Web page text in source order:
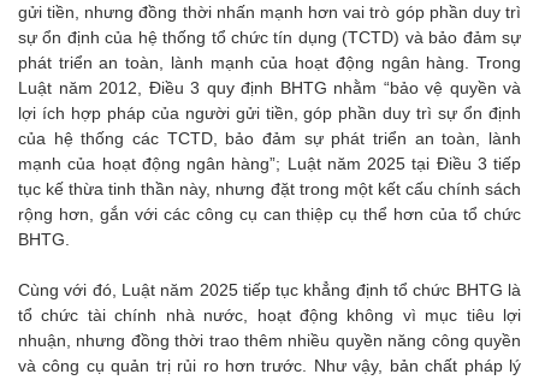
gửi tiền, nhưng đồng thời nhấn mạnh hơn vai trò góp phần duy trì
sự ổn định của hệ thống tổ chức tín dụng (TCTD) và bảo đảm sự
phát triển an toàn, lành mạnh của hoạt động ngân hàng. Trong
Luật năm 2012, Điều 3 quy định BHTG nhằm “bảo vệ quyền và
lợi ích hợp pháp của người gửi tiền, góp phần duy trì sự ổn định
của hệ thống các TCTD, bảo đảm sự phát triển an toàn, lành
mạnh của hoạt động ngân hàng”; Luật năm 2025 tại Điều 3 tiếp
tục kế thừa tinh thần này, nhưng đặt trong một kết cấu chính sách
rộng hơn, gắn với các công cụ can thiệp cụ thể hơn của tổ chức
BHTG.
Cùng với đó, Luật năm 2025 tiếp tục khẳng định tổ chức BHTG là
tổ chức tài chính nhà nước, hoạt động không vì mục tiêu lợi
nhuận, nhưng đồng thời trao thêm nhiều quyền năng công quyền
và công cụ quản trị rủi ro hơn trước. Như vậy, bản chất pháp lý